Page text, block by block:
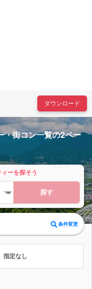
ダウンロード
・街コン一覧の2ペー
ーを探そう
探す
条件変更
指定なし